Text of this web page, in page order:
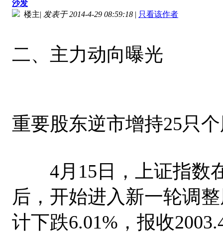
沙发
楼主| 发表于 2014-4-29 08:59:18 | 只看该作者
二、主力动向曝光
重要股东逆市增持25只
4月15日，上证指数在
后，开始进入新一轮调
计下跌6.01%，报收